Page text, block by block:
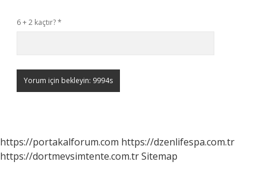
6 + 2 kaçtır?*
https://portakalforum.com https://dzenlifespa.com.tr
https://dortmevsimtente.com.trSitemap